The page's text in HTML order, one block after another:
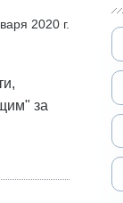
2020 г.
за